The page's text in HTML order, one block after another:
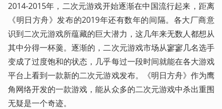
2014-2015年，二次元游戏开始逐渐在中国流行起来，距离
《明日方舟》发布的2019年还有数年的间隔。各大厂商意
识到二次元游戏所蕴藏的巨大潜力，这几年来无数人都想从
其中分得一杯羹。逐渐的，二次元游戏市场从寥寥几名选手
变成了过度饱和的状态，几乎每过一段时间就能在各大游戏
平台上看到一款新的二次元游戏发布。《明日方舟》作为鹰
角网络开发的一款游戏，能从众多的二次元游戏中杀出重围
无疑是一个奇迹。